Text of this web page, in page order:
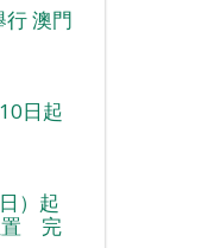
澳門
日起
）起
置 完